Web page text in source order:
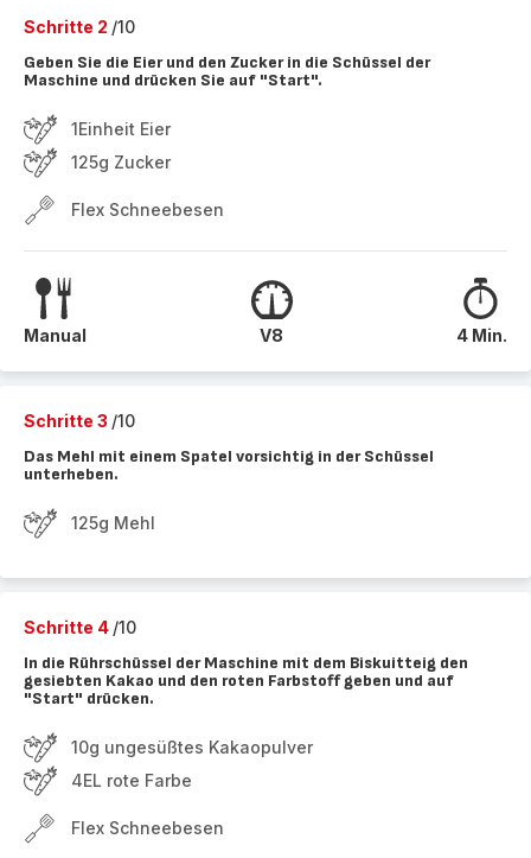
Schritte 2 /10
Geben Sie die Eier und den Zucker in die Schüssel der
Maschine und drücken Sie auf "Start".
1Einheit Eier
125g Zucker
Flex Schneebesen
Manual V8 4 Min.
Schritte 3 /10
Das Mehl mit einem Spatel vorsichtig in der Schüssel
unterheben.
125g Mehl
Schritte 4 /10
In die Rührschüssel der Maschine mit dem Biskuitteig den
gesiebten Kakao und den roten Farbstoff geben und auf
"Start" drücken.
10g ungesüßtes Kakaopulver
4EL rote Farbe
Flex Schneebesen